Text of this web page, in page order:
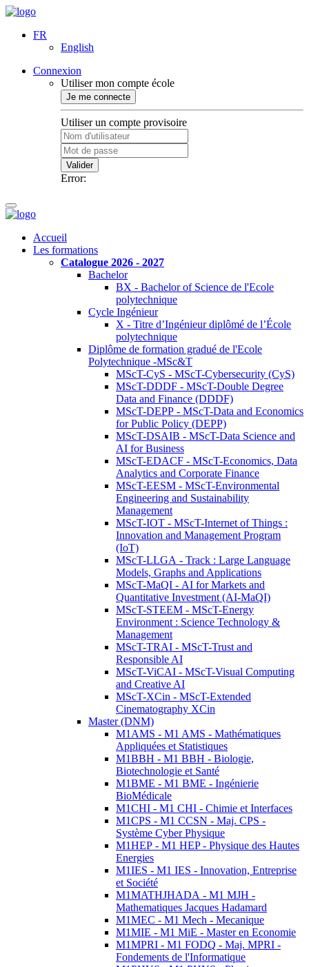
FR
English
Connexion
Utiliser mon compte école
Je me connecte
Utiliser un compte provisoire
Valider
Error:
Accueil
Les formations
Catalogue 2026 - 2027
Bachelor
BX - Bachelor of Science de l'Ecole
polytechnique
Cycle Ingénieur
X - Titre d’Ingénieur diplômé de l’École
polytechnique
Diplôme de formation gradué de l'Ecole
Polytechnique -MSc&T
MScT-CyS - MScT-Cybersecurity (CyS)
MScT-DDDF - MScT-Double Degree
Data and Finance (DDDF)
MScT-DEPP - MScT-Data and Economics
for Public Policy (DEPP)
MScT-DSAIB - MScT-Data Science and
AI for Business
MScT-EDACF - MScT-Economics, Data
Analytics and Corporate Finance
MScT-EESM - MScT-Environmental
Engineering and Sustainability
Management
MScT-IOT - MScT-Internet of Things :
Innovation and Management Program
(IoT)
MScT-LLGA - Track : Large Language
Models, Graphs and Applications
MScT-MaQI - AI for Markets and
Quantitative Investment (AI-MaQI)
MScT-STEEM - MScT-Energy
Environment : Science Technology &
Management
MScT-TRAI - MScT-Trust and
Responsible AI
MScT-ViCAI - MScT-Visual Computing
and Creative AI
MScT-XCin - MScT-Extended
Cinematography XCin
Master (DNM)
M1AMS - M1 AMS - Mathématiques
Appliquées et Statistiques
M1BBH - M1 BBH - Biologie,
Biotechnologie et Santé
M1BME - M1 BME - Ingénierie
BioMédicale
M1CHI - M1 CHI - Chimie et Interfaces
M1CPS - M1 CCSN - Maj. CPS -
Système Cyber Physique
M1HEP - M1 HEP - Physique des Hautes
Energies
M1IES - M1 IES - Innovation, Entreprise
et Société
M1MATHJHADA - M1 MJH -
Mathematiques Jacques Hadamard
M1MEC - M1 Mech - Mecanique
M1MIE - M1 MiE - Master en Economie
M1MPRI - M1 FODQ - Maj. MPRI -
Fondements de l'Informatique